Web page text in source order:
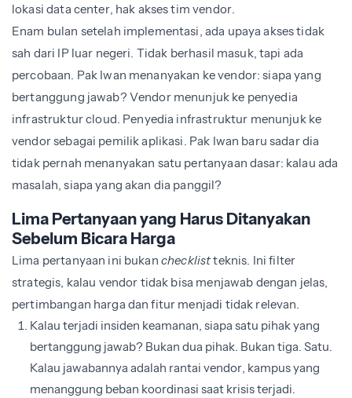
lokasi data center, hak akses tim vendor.
Enam bulan setelah implementasi, ada upaya akses tidak
sah dari IP luar negeri. Tidak berhasil masuk, tapi ada
percobaan. Pak Iwan menanyakan ke vendor: siapa yang
bertanggung jawab? Vendor menunjuk ke penyedia
infrastruktur cloud. Penyedia infrastruktur menunjuk ke
vendor sebagai pemilik aplikasi. Pak Iwan baru sadar dia
tidak pernah menanyakan satu pertanyaan dasar: kalau ada
masalah, siapa yang akan dia panggil?
Lima Pertanyaan yang Harus Ditanyakan
Sebelum Bicara Harga
Lima pertanyaan ini bukan checklistteknis. Ini filter
strategis, kalau vendor tidak bisa menjawab dengan jelas,
pertimbangan harga dan fitur menjadi tidak relevan.
Kalau terjadi insiden keamanan, siapa satu pihak yang
bertanggung jawab? Bukan dua pihak. Bukan tiga. Satu.
Kalau jawabannya adalah rantai vendor, kampus yang
menanggung beban koordinasi saat krisis terjadi.